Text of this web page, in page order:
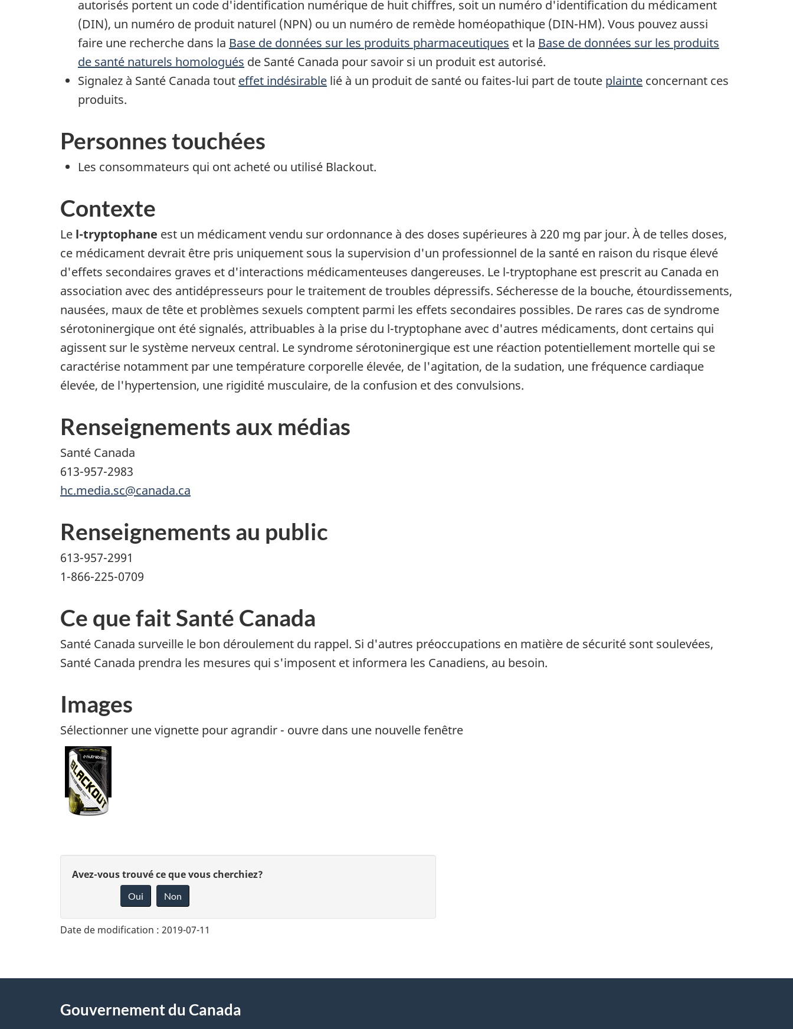
autorisés portent un code d'identification numérique de huit chiffres, soit un numéro d'identification du médicament
(DIN), un numéro de produit naturel (NPN) ou un numéro de remède homéopathique (DIN-HM). Vous pouvez aussi
faire une recherche dans la Base de données sur les produits pharmaceutiques et la Base de données sur les produits
de santé naturels homologués de Santé Canada pour savoir si un produit est autorisé.
Signalez à Santé Canada tout effet indésirable lié à un produit de santé ou faites-lui part de toute plainte concernant ces
produits.
Personnes touchées
Les consommateurs qui ont acheté ou utilisé Blackout.
Contexte
Le l-tryptophane est un médicament vendu sur ordonnance à des doses supérieures à 220 mg par jour. À de telles doses,
ce médicament devrait être pris uniquement sous la supervision d'un professionnel de la santé en raison du risque élevé
d'effets secondaires graves et d'interactions médicamenteuses dangereuses. Le l-tryptophane est prescrit au Canada en
association avec des antidépresseurs pour le traitement de troubles dépressifs. Sécheresse de la bouche, étourdissements,
nausées, maux de tête et problèmes sexuels comptent parmi les effets secondaires possibles. De rares cas de syndrome
sérotoninergique ont été signalés, attribuables à la prise du l-tryptophane avec d'autres médicaments, dont certains qui
agissent sur le système nerveux central. Le syndrome sérotoninergique est une réaction potentiellement mortelle qui se
caractérise notamment par une température corporelle élevée, de l'agitation, de la sudation, une fréquence cardiaque
élevée, de l'hypertension, une rigidité musculaire, de la confusion et des convulsions.
Renseignements aux médias
Santé Canada
613-957-2983
hc.media.sc@canada.ca
Renseignements au public
613-957-2991
1-866-225-0709
Ce que fait Santé Canada
Santé Canada surveille le bon déroulement du rappel. Si d'autres préoccupations en matière de sécurité sont soulevées,
Santé Canada prendra les mesures qui s'imposent et informera les Canadiens, au besoin.
Images
Sélectionner une vignette pour agrandir - ouvre dans une nouvelle fenêtre
D
n
v
Avez-vous trouvé ce que vous cherchiez?
Oui Non
Date de modification : 2019-07-11
AboutGouvernement du Canada